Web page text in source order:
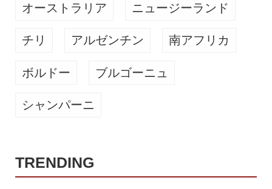
オーストラリア ニュージーランド
チリ アルゼンチン 南アフリカ
ボルドー ブルゴーニュ
シャンパーニ
TRENDING